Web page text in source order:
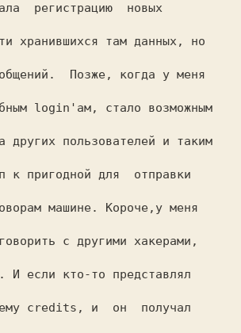
регистрацию  новых
хранившихся там данных, но
Позже, когда у меня
login'ам, стало возможным
пользователей и таким
к пригодной для  отправки
машине. Короче,у меня
с другими хакерами,
И если кто-то представлял
ему credits, и  он  получал